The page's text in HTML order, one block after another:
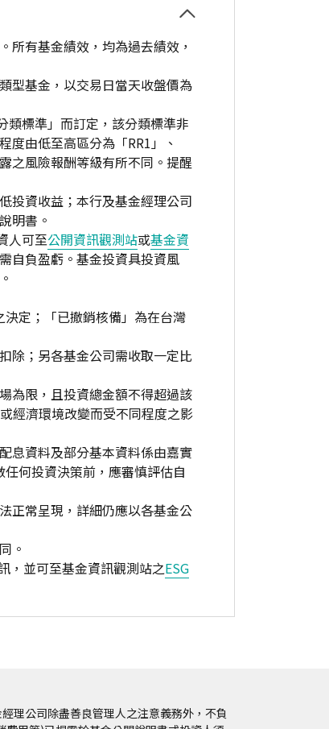
所有基金績效，均為過去績效，
型基金，以交易日當天收盤價為
類標準」而訂定，該分類標準非
由低至高區分為「RR1」、
之風險報酬等級有所不同。提醒
投資收益；本行及基金經理公司
明書。
人可至公開資訊觀測站或基金資
自負盈虧。基金投資具投資風
定；「已撤銷核備」為在台灣
除；另各基金公司需收取一定比
為限，且投資總金額不得超過該
經濟環境改變而受不同程度之影
息資料及部分基本資料係由嘉實
何投資決策前，應審慎評估自
正常呈現，詳細仍應以各基金公
。
，並可至基金資訊觀測站之ESG
理公司除盡善良管理人之注意義務外，不負